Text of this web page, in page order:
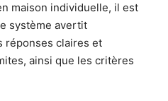
maison individuelle, il est
système avertit
réponses claires et
ainsi que les critères